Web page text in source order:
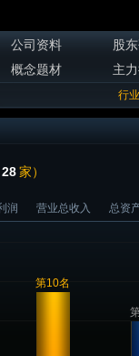
公司资料
股
概念题材 主
行
28家）
润 营业总收入
总资
第10名